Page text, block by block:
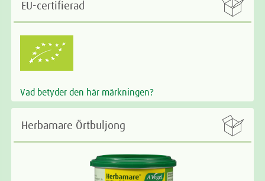

EU-certifierad
Vad betyder den här märkningen?

Herbamare Örtbuljong